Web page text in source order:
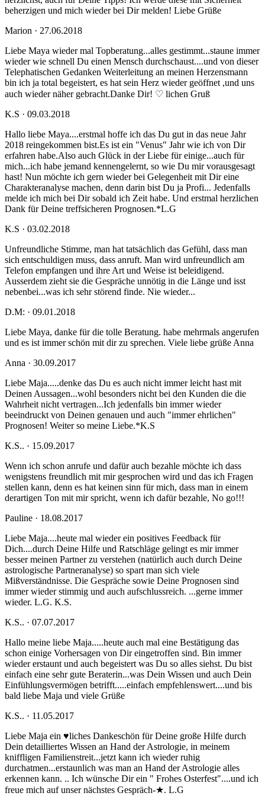
beherzigen und mich wieder bei Dir melden! Liebe Grüße
Marion · 27.06.2018
Liebe Maya wieder mal Topberatung...alles gestimmt...staune immer
wieder wie schnell Du einen Mensch durchschaust....und von dieser
Telephatischen Gedanken Weiterleitung an meinen Herzensmann
bin ich ja total begeistert, es hat sein Herz wieder geöffnet ,und uns
auch wieder näher gebracht.Danke Dir! ♡ lichen Gruß
K.S · 09.03.2018
Hallo liebe Maya....erstmal hoffe ich das Du gut in das neue Jahr
2018 reingekommen bist.Es ist ein "Venus" Jahr wie ich von Dir
erfahren habe.Also auch Glück in der Liebe für einige...auch für
mich...ich habe jemand kennengelernt, so wie Du mir vorausgesagt
hast! Nun möchte ich gern wieder bei Gelegenheit mit Dir eine
Charakteranalyse machen, denn darin bist Du ja Profi... Jedenfalls
melde ich mich bei Dir sobald ich Zeit habe. Und erstmal herzlichen
Dank für Deine treffsicheren Prognosen.*L.G
K.S · 03.02.2018
Unfreundliche Stimme, man hat tatsächlich das Gefühl, dass man
sich entschuldigen muss, dass anruft. Man wird unfreundlich am
Telefon empfangen und ihre Art und Weise ist beleidigend.
Ausserdem zieht sie die Gespräche unnötig in die Länge und isst
nebenbei...was ich sehr störend finde. Nie wieder...
D.M: · 09.01.2018
Liebe Maya, danke für die tolle Beratung. habe mehrmals angerufen
und es ist immer schön mit dir zu sprechen. Viele liebe grüße Anna
Anna · 30.09.2017
Liebe Maja.....denke das Du es auch nicht immer leicht hast mit
Deinen Aussagen...wohl besonders nicht bei den Kunden die die
Wahrheit nicht vertragen...Ich jedenfalls bin immer wieder
beeindruckt von Deinen genauen und auch "immer ehrlichen"
Prognosen! Weiter so meine Liebe.*K.S
K.S.. · 15.09.2017
Wenn ich schon anrufe und dafür auch bezahle möchte ich dass
wenigstens freundlich mit mir gesprochen wird und das ich Fragen
stellen kann, denn es hat keinen sinn für mich, dass man in einem
derartigen Ton mit mir spricht, wenn ich dafür bezahle, No go!!!
Pauline · 18.08.2017
Liebe Maja....heute mal wieder ein positives Feedback für
Dich....durch Deine Hilfe und Ratschläge gelingt es mir immer
besser meinen Partner zu verstehen (natürlich auch durch Deine
astrologische Partneranalyse) so spart man sich viele
Mißverständnisse. Die Gespräche sowie Deine Prognosen sind
immer wieder stimmig und auch aufschlussreich. ...gerne immer
wieder. L.G. K.S.
K.S.. · 07.07.2017
Hallo meine liebe Maja.....heute auch mal eine Bestätigung das
schon einige Vorhersagen von Dir eingetroffen sind. Bin immer
wieder erstaunt und auch begeistert was Du so alles siehst. Du bist
einfach eine sehr gute Beraterin...was Dein Wissen und auch Dein
Einfühlungsvermögen betrifft.....einfach empfehlenswert....und bis
bald liebe Maja und viele Grüße
K.S.. · 11.05.2017
Liebe Maja ein ♥liches Dankeschön für Deine große Hilfe durch
Dein detailliertes Wissen an Hand der Astrologie, in meinem
kniffligen Familienstreit...jetzt kann ich wieder ruhig
durchatmen...erstaunlich was man an Hand der Astrologie alles
erkennen kann. .. Ich wünsche Dir ein " Frohes Osterfest"....und ich
freue mich auf unser nächstes Gespräch-★. L.G